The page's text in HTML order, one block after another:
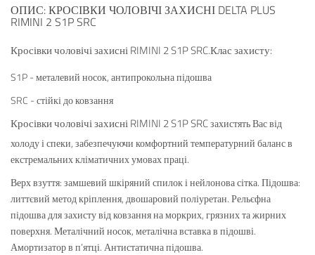
ОПИС: КРОСІВКИ ЧОЛОВІЧІ ЗАХИСНІ DELTA PLUS
RIMINI 2 S1P SRC
Кросівки чоловічі захисні RIMINI 2 S1P SRC.Клас захисту:
S1P -​​ металевий носок, антипрокольна підошва
SRC - стійкі до ковзання
Кросівки чоловічі захисні RIMINI 2 S1P SRCзахистять Вас від
холоду і спеки, забезпечуючи комфортний температурний баланс в
екстремальних кліматичних умовах праці.
Верх взуття: замшевий шкіряний спилок і нейлонова сітка. Підошва:
литтєвий метод кріплення, двошаровий поліуретан. Рельєфна
підошва для захисту від ковзання на моркрих, грязних та жирних
поверхня. Металічний носок, металічна вставка в підошві.
Амортизатор в п’ятці. Антистатична підошва.